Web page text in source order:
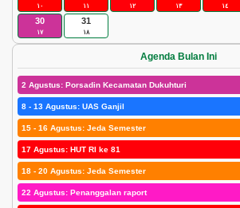
١٠ ١١ ١٢ ١٣ ١٤
30
١٧
31
١٨
Agenda Bulan Ini
2 Agustus: Porsadin Kecamatan Dukuhturi
8 - 13 Agustus: UAS Ganjil
15 - 16 Agustus: Jeda Semester
17 Agustus: HUT RI ke 81
18 - 20 Agustus: Jeda Semester
22 Agustus: Penanggalan raport